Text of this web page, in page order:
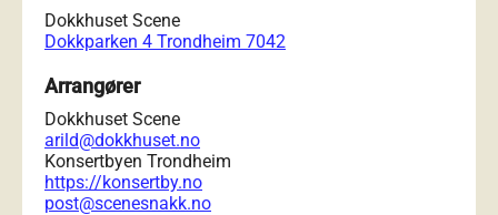
Dokkhuset Scene
Dokkparken 4 Trondheim 7042
Arrangører
Dokkhuset Scene
arild@dokkhuset.no
Konsertbyen Trondheim
https://konsertby.no
post@scenesnakk.no